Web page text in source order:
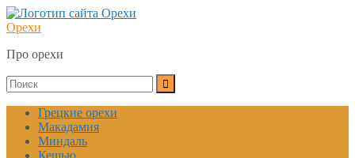
Орехи
Про орехи
Грецкие орехи
Макадамия
Миндаль
Кешью